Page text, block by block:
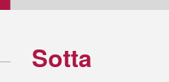
Sotta